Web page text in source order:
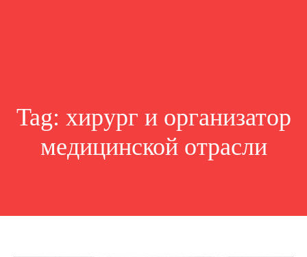
Tag: хирург и организатор
медицинской отрасли